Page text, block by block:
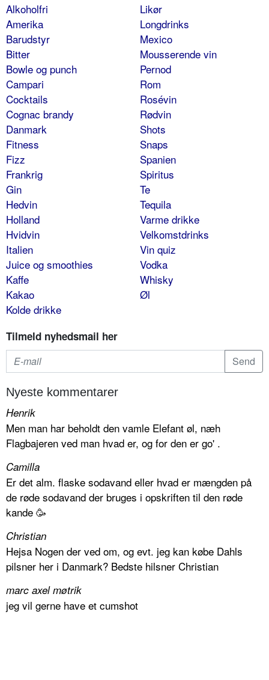
Alkoholfri
Amerika
Barudstyr
Bitter
Bowle og punch
Campari
Cocktails
Cognac brandy
Danmark
Fitness
Fizz
Frankrig
Gin
Hedvin
Holland
Hvidvin
Italien
Juice og smoothies
Kaffe
Kakao
Kolde drikke
Likør
Longdrinks
Mexico
Mousserende vin
Pernod
Rom
Rosévin
Rødvin
Shots
Snaps
Spanien
Spiritus
Te
Tequila
Varme drikke
Velkomstdrinks
Vin quiz
Vodka
Whisky
Øl
Tilmeld nyhedsmail her
Nyeste kommentarer
Henrik
Men man har beholdt den vamle Elefant øl, næh
Flagbajeren ved man hvad er, og for den er go' .
Camilla
Er det alm. flaske sodavand eller hvad er mængden på
de røde sodavand der bruges i opskriften til den røde
kande 🥳
Christian
Hejsa Nogen der ved om, og evt. jeg kan købe Dahls
pilsner her i Danmark? Bedste hilsner Christian
marc axel møtrik
jeg vil gerne have et cumshot